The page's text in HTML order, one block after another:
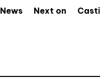
News Next on